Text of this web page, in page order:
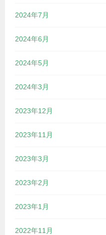
2024年7月
2024年6月
2024年5月
2024年3月
2023年12月
2023年11月
2023年3月
2023年2月
2023年1月
2022年11月